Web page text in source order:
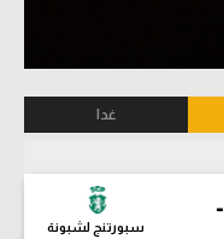
غدا
-
سبورتنج لشبونة